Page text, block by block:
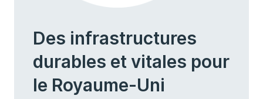
Des infrastructures
durables et vitales pour
le Royaume-Uni